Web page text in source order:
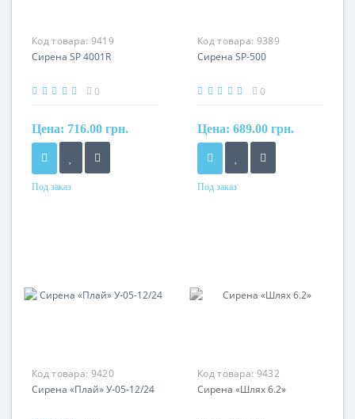
Код товара: 9419
Сирена SP 4001R
0
Цена: 716.00 грн.
Под заказ
Код товара: 9389
Сирена SP-500
0
Цена: 689.00 грн.
Под заказ
Код товара: 9420
Сирена «Плай» У-05-12/24
Код товара: 9432
Сирена «Шлях 6.2»